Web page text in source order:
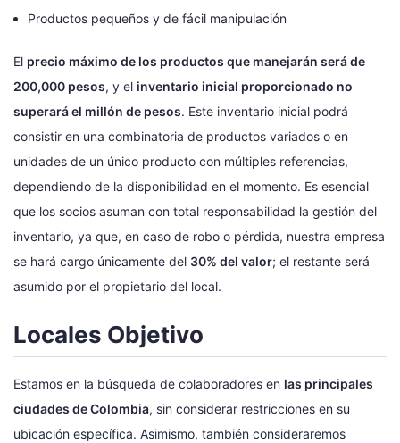
Productos pequeños y de fácil manipulación
El precio máximo de los productos que manejarán será de
200,000 pesos, y el inventario inicial proporcionado no
superará el millón de pesos. Este inventario inicial podrá
consistir en una combinatoria de productos variados o en
unidades de un único producto con múltiples referencias,
dependiendo de la disponibilidad en el momento. Es esencial
que los socios asuman con total responsabilidad la gestión del
inventario, ya que, en caso de robo o pérdida, nuestra empresa
se hará cargo únicamente del 30% del valor; el restante será
asumido por el propietario del local.
Locales Objetivo
Estamos en la búsqueda de colaboradores en las principales
ciudades de Colombia, sin considerar restricciones en su
ubicación específica. Asimismo, también consideraremos